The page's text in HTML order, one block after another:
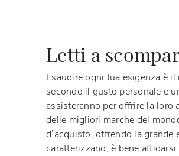
Letti a
Esaudire ogni tua esigenza è
secondo il gusto personale e
assisteranno per offrire la
delle migliori marche del
d’acquisto, offrendo la
caratterizzano, è bene